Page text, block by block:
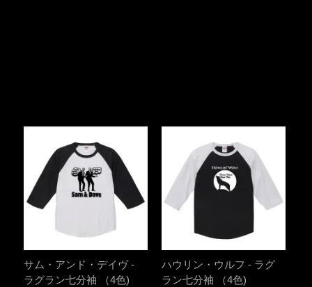
サム・アンド・デイヴ -
ラグラン七分袖 （4色)
ハウリン・ウルフ - ラグ
ラン七分袖 （4色)